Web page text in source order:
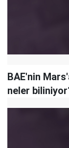
BAE'nin
neler